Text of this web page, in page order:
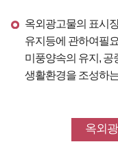
옥외광고물의 표시
유지등에 관하여필
미풍양속의 유지, 공
생활환경을 조성하
옥외